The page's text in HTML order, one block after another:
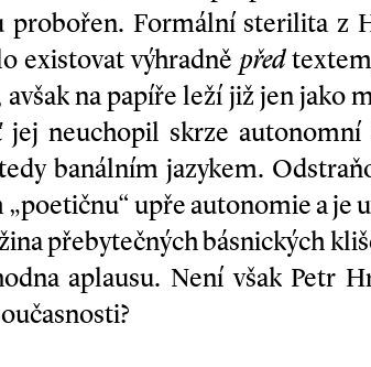
probořen. Formální sterilita z
existovat výhradně před
na papíře leží již jen jako
neuchopil skrze
banálním jazykem.
„poetičnu“ upře autonomie a je
přebytečných básnických
aplausu. Není však Petr